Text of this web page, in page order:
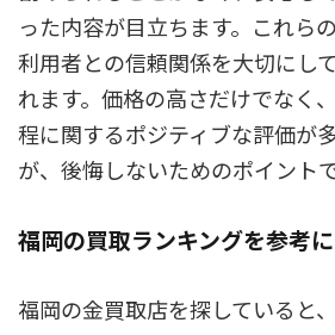
った内容が目立ちます。これら
利用者との信頼関係を大切にし
れます。価格の高さだけでなく
程に関するポジティブな評価が
が、後悔しないためのポイント
福岡の買取ランキングを参考
福岡の金買取店を探していると